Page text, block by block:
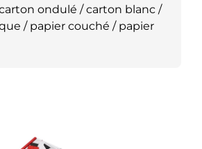
ondulé / carton blanc /
/ papier couché / papier